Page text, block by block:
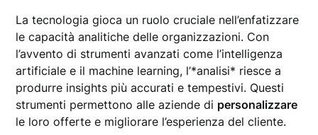
La tecnologia gioca un ruolo cruciale nell’enfatizzare
le capacità analitiche delle organizzazioni. Con
l’avvento di strumenti avanzati come l’intelligenza
artificiale e il machine learning, l’*analisi* riesce a
produrre insights più accurati e tempestivi. Questi
strumenti permettono alle aziende di personalizzare
le loro offerte e migliorare l’esperienza del cliente.